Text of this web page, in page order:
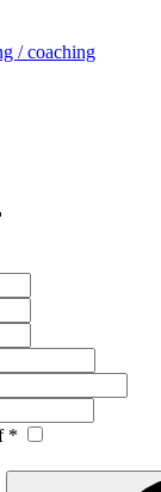
/ coaching
*